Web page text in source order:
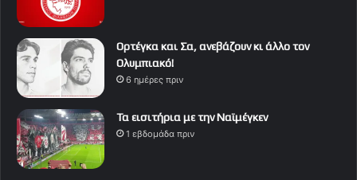
Ορτέγκα και Σα, ανεβάζουν κι άλλο τον
Ολυμπιακό!
6 ημέρες πριν
Τα εισιτήρια με την Ναϊμέγκεν
1 εβδομάδα πριν